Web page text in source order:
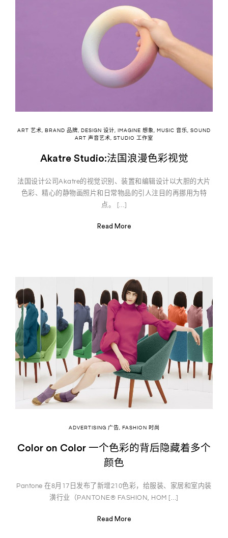
ART 艺术, BRAND 品牌, DESIGN 设计, IMAGINE 想象, MUSIC 音乐, SOUND
ART 声音艺术, STUDIO 工作室
Akatre Studio:法国浪漫色彩视觉
法国设计公司Akatre的视觉识别、装置和编辑设计以大胆的大片
色彩、精心的静物画照片和日常物品的引人注目的再挪用为特
点。 […]
Read More
ADVERTISING 广告, FASHION 时尚
Color on Color 一个色彩的背后隐藏着多个
颜色
Pantone 在8月17日发布了新增210色彩，给服装、家居和室内装
潢行业（PANTONE® FASHION, HOM […]
Read More